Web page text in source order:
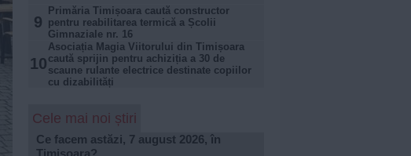
9
Primăria Timișoara caută constructor
pentru reabilitarea termică a Școlii
Gimnaziale nr. 16
10
Asociația Magia Viitorului din Timișoara
caută sprijin pentru achiziția a 30 de
scaune rulante electrice destinate copiilor
cu dizabilități
Cele mai noi știri
Ce facem astăzi, 7 august 2026, în